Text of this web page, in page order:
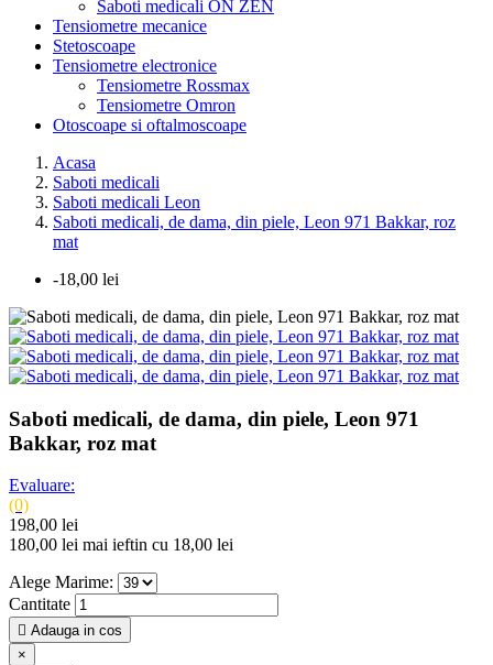
Saboti medicali ON ZEN
Tensiometre mecanice
Stetoscoape
Tensiometre electronice
Tensiometre Rossmax
Tensiometre Omron
Otoscoape si oftalmoscoape
Acasa
Saboti medicali
Saboti medicali Leon
Saboti medicali, de dama, din piele, Leon 971 Bakkar, roz
mat
-18,00 lei
Saboti medicali, de dama, din piele, Leon 971
Bakkar, roz mat
Evaluare:
(0)
198,00 lei
180,00 lei mai ieftin cu 18,00 lei
Alege Marime:
Cantitate
 Adauga in cos
×